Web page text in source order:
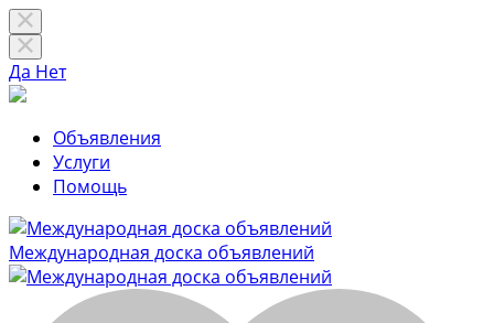
Да Нет
Объявления
Услуги
Помощь
Международная доска объявлений